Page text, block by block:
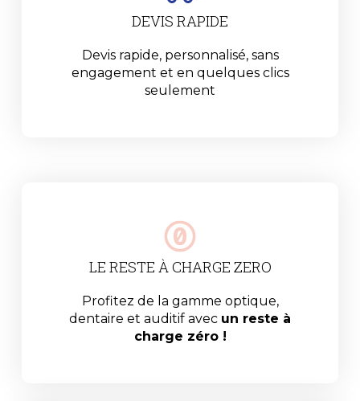
DEVIS RAPIDE
Devis rapide, personnalisé, sans
engagement et en quelques clics
seulement
LE RESTE À CHARGE ZERO
Profitez de la gamme optique,
dentaire et auditif avec un reste à
charge zéro !